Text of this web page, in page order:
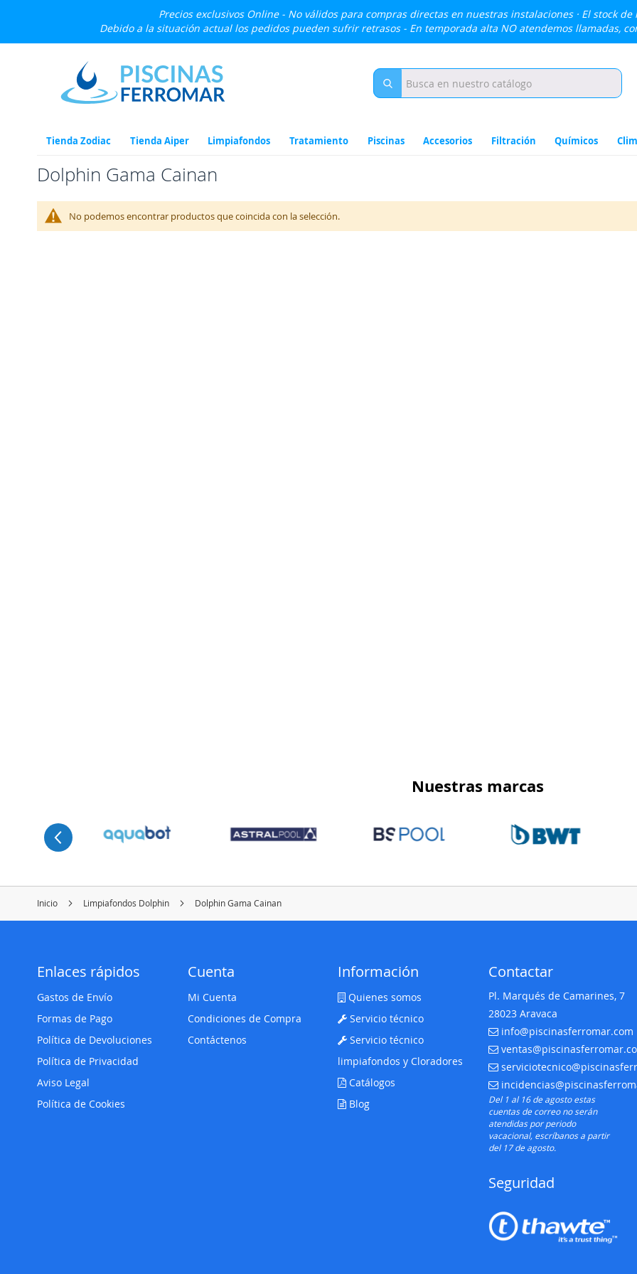
Precios exclusivos Online - No válidos para compras directas en nuestras instalaciones · El stock
Debido a la situación actual los pedidos pueden sufrir retrasos - En temporada alta NO atendemos llamadas,
Ir
contenido
Tienda Zodiac Tienda Aiper Limpiafondos Tratamiento Piscinas Accesorios Filtración Químicos
Dolphin Gama Cainan
No podemos encontrar productos que coincida con la selección.
Nuestras marcas
Inicio Limpiafondos Dolphin Dolphin Gama Cainan
Enlaces rápidos
Gastos de Envío
Formas de Pago
Política de Devoluciones
Política de Privacidad
Aviso Legal
Política de Cookies
Cuenta
Mi Cuenta
Condiciones de Compra
Contáctenos
Información
Quienes somos
Servicio técnico
Servicio técnico
limpiafondos y Cloradores
Catálogos
Blog
Contactar
Pl. Marqués de Camarines, 7
28023 Aravaca
E-mail:
info@piscinasferromar.com
E-mail:
E-mail:
E-mail:
Del 1 al 16 de agosto estas
cuentas de correo no serán
atendidas por periodo
vacacional, escríbanos a partir
del 17 de agosto.
Seguridad